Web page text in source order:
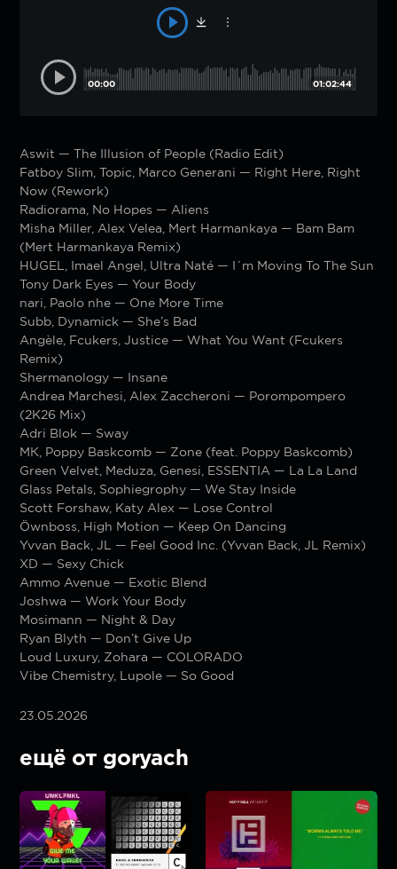
00:00 01:02:44
Aswit — The Illusion of People (Radio Edit)
Fatboy Slim, Topic, Marco Generani — Right Here, Right
Now (Rework)
Radiorama, No Hopes — Aliens
Misha Miller, Alex Velea, Mert Harmankaya — Bam Bam
(Mert Harmankaya Remix)
HUGEL, Imael Angel, Ultra Naté — I´m Moving To The Sun
Tony Dark Eyes — Your Body
nari, Paolo nhe — One More Time
Subb, Dynamick — She’s Bad
Angèle, Fcukers, Justice — What You Want (Fcukers
Remix)
Shermanology — Insane
Andrea Marchesi, Alex Zaccheroni — Porompompero
(2K26 Mix)
Adri Blok — Sway
МК, Poppy Baskcomb — Zone (feat. Poppy Baskcomb)
Green Velvet, Meduza, Genesi, ESSENTIA — La La Land
Glass Petals, Sophiegrophy — We Stay Inside
Scott Forshaw, Katy Alex — Lose Control
Öwnboss, High Motion — Keep On Dancing
Yvvan Back, JL — Feel Good Inc. (Yvvan Back, JL Remix)
XD — Sexy Chick
Ammo Avenue — Exotic Blend
Joshwa — Work Your Body
Mosimann — Night & Day
Ryan Blyth — Don’t Give Up
Loud Luxury, Zohara — COLORADO
Vibe Chemistry, Lupole — So Good
23.05.2026
ещё от goryach